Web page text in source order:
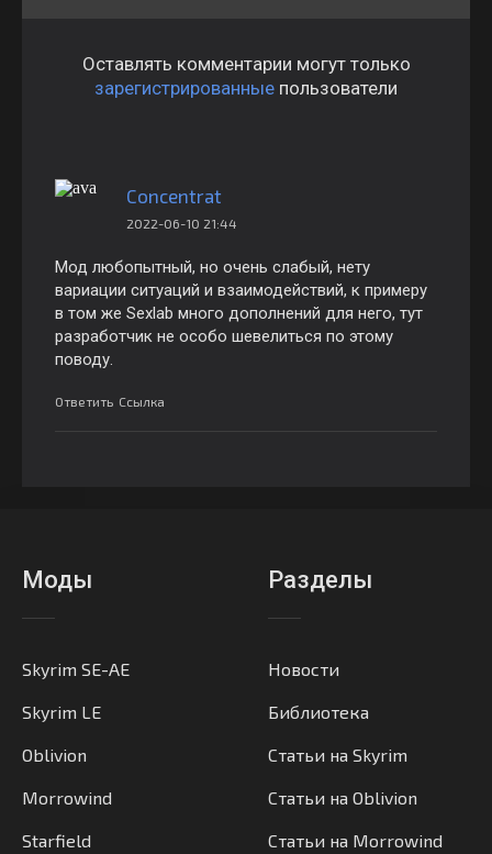
Оставлять комментарии могут только
зарегистрированные пользователи
Concentrat
2022-06-10 21:44
Мод любопытный, но очень слабый, нету
вариации ситуаций и взаимодействий, к примеру
в том же Sexlab много дополнений для него, тут
разработчик не особо шевелиться по этому
поводу.
Ответить Ссылка
Моды
Skyrim SE-AE
Skyrim LE
Oblivion
Morrowind
Starfield
Разделы
Новости
Библиотека
Статьи на Skyrim
Статьи на Oblivion
Статьи на Morrowind